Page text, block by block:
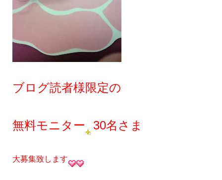
ブログ読者様限定の
無料モニター 30名さま
大募集致します